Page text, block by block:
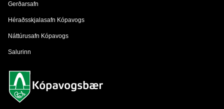
Gerðarsafn
Héraðsskjalasafn Kópavogs
Náttúrusafn Kópavogs
Salurinn